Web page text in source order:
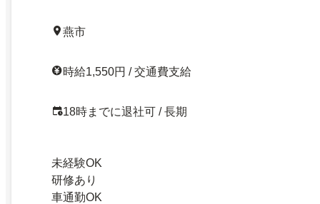
燕市
時給1,550円 / 交通費支給
18時までに退社可 / 長期
未経験OK
研修あり
車通勤OK